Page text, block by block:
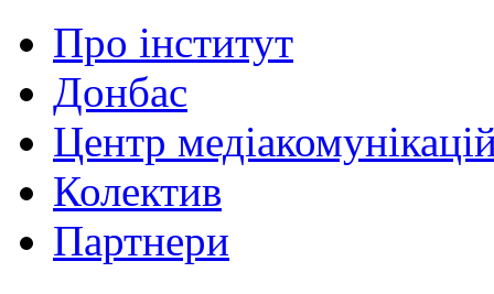
Про інститут
Донбас
Центр
Колектив
Партнери